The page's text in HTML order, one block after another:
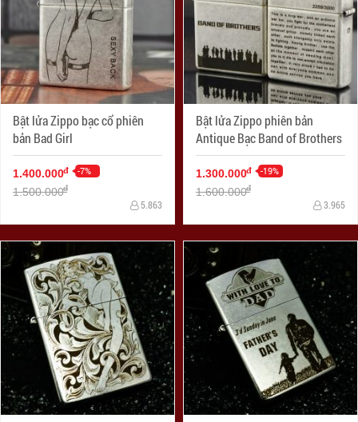
Bật lửa Zippo bạc cổ phiên
bản Bad Girl
1.400.000đ -7%
1.500.000đ
5.863
Bật lửa Zippo phiên bản
Antique Bạc Band of Brothers
1.300.000đ -19%
1.600.000đ
3.965